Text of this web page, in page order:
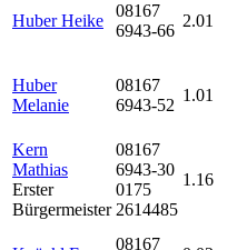
Huber Heike
08167
6943-66
2.01
Huber
Melanie
08167
6943-52
1.01
Kern
Mathias
Erster
Bürgermeister
08167
6943-30
0175
2614485
1.16
08167